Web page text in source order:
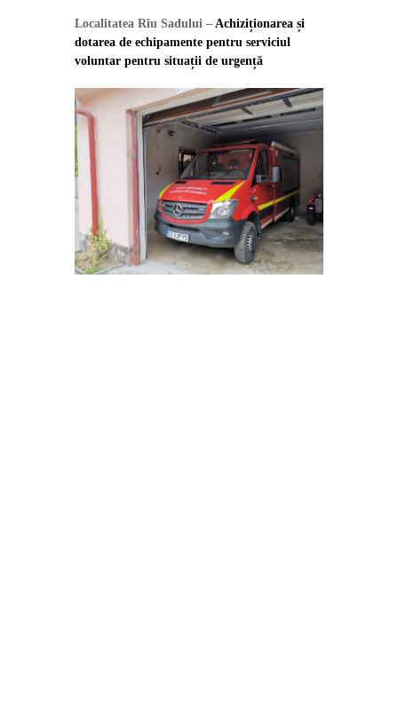
Localitatea Rîu Sadului – Achiziționarea și
dotarea de echipamente pentru serviciul
voluntar pentru situații de urgență